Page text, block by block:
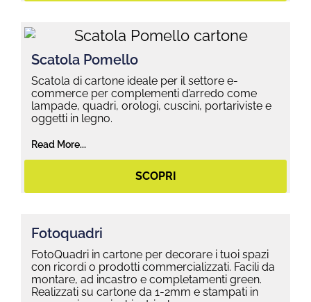
Scatola Pomello
Scatola di cartone ideale per il settore e-
commerce per complementi d’arredo come
lampade, quadri, orologi, cuscini, portariviste e
oggetti in legno.
Read More...
SCOPRI
Fotoquadri
FotoQuadri in cartone per decorare i tuoi spazi
con ricordi o prodotti commercializzati. Facili da
montare, ad incastro e completamenti green.
Realizzati su cartone da 1-2mm e stampati in